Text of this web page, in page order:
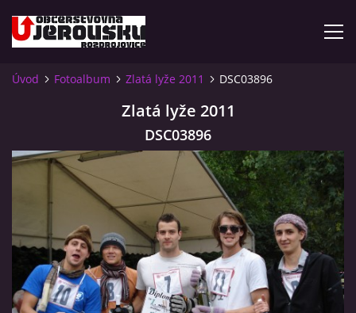
VIDLÁCKÝ VÍCEBOJ 2023 - VIDEO
OTEVÍRACÍ DOBA
VIDLÁCKÝ VÍCEBOJ 2020 - ČLÁNEK Z ROZDROJOVICKÉ
DRBNY 4/2020
Úvod Fotoalbum Zlatá lyže 2011 DSC03896
Zlatá lyže 2011
DSC03896